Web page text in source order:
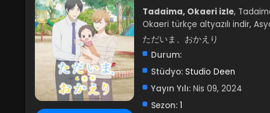
Tadaima, Okaeri izle,
Okaeri türkçe altyazılı indir,
ただいま、おかえり
Durum:
Stüdyo: Studio Deen
Yayın Yılı: Nis 09, 2024
Sezon: 1